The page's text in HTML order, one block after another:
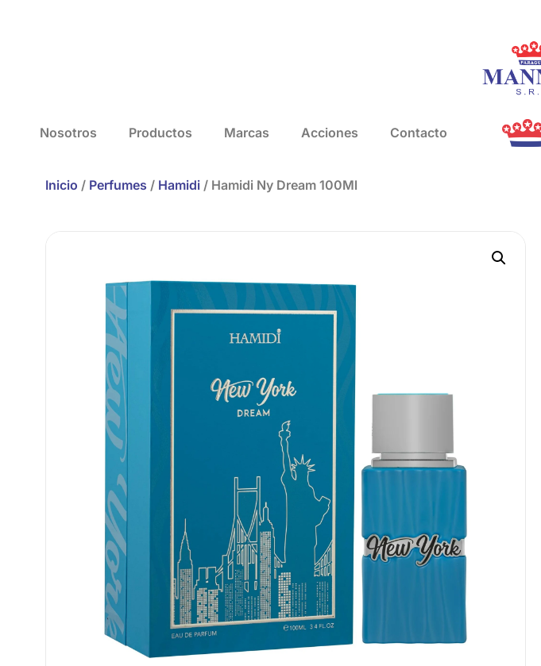
Nosotros Productos Marcas Acciones Contacto
Inicio / Perfumes / Hamidi / Hamidi Ny Dream 100Ml